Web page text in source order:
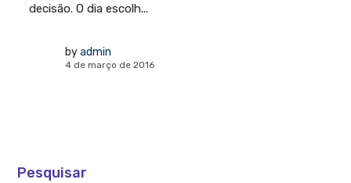
decisão. O dia escolh...
by admin
4 de março de 2016
Pesquisar